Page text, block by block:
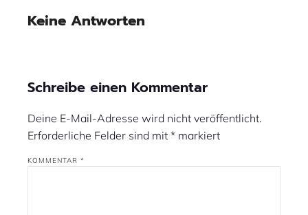
Keine Antworten
Schreibe einen Kommentar
Deine E-Mail-Adresse wird nicht veröffentlicht.
Erforderliche Felder sind mit * markiert
KOMMENTAR *